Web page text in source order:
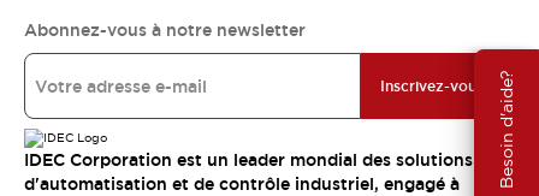
Besoin d'aide?
Abonnez-vous à notre newsletter
Inscrivez-vous
IDEC Corporation est un leader mondial des solutions
d'automatisation et de contrôle industriel, engagé à